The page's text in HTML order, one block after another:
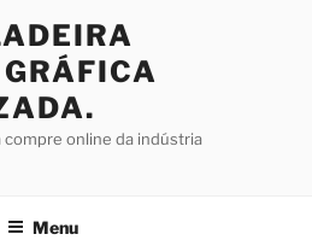
compre online da indústria
Menu